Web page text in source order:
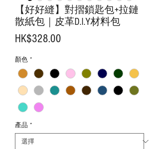
【好好縫】對摺鎖匙包+拉鏈
散紙包｜皮革D.I.Y材料包
HK$328.00
顏色 *
產品 *